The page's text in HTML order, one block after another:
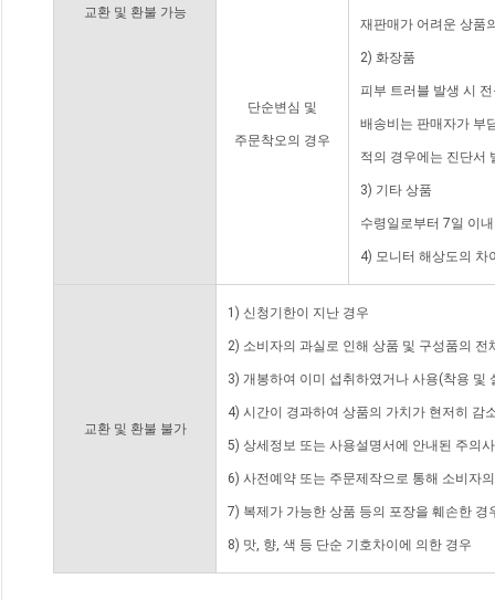
교환 및 환불 가능
단순변심 및
주문착오의 경우
재판매가 어려운 상품
2) 화장품
피부 트러블 발생 시
배송비는 판매자가 부
적의 경우에는 진단서
3) 기타 상품
수령일로부터 7일 이
4) 모니터 해상도의 차
교환 및 환불 불가
1) 신청기한이 지난 경우
2) 소비자의 과실로 인해 상품 및 구성품의
3) 개봉하여 이미 섭취하였거나 사용(착용 및
4) 시간이 경과하여 상품의 가치가 현저히 감
5) 상세정보 또는 사용설명서에 안내된 주의
6) 사전예약 또는 주문제작으로 통해 소비자
7) 복제가 가능한 상품 등의 포장을 훼손한 경
8) 맛, 향, 색 등 단순 기호차이에 의한 경우